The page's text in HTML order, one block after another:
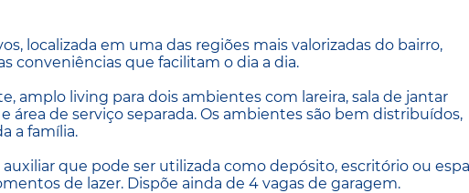
localizada em uma das regiões mais valorizadas do bairro,
conveniências que facilitam o dia a dia.
amplo living para dois ambientes com lareira, sala de jantar
área de serviço separada. Os ambientes são bem distribuídos,
a família.
que pode ser utilizada como depósito, escritório ou
de lazer. Dispõe ainda de 4 vagas de garagem.